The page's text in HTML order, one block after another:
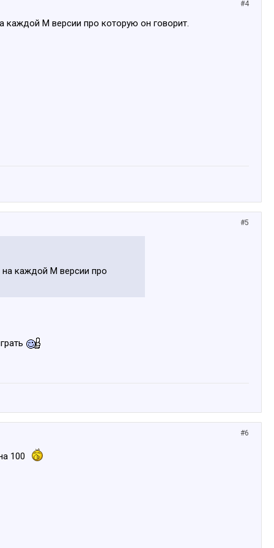
#4
каждой М версии про которую он говорит.
#5
на каждой М версии про
#6
100